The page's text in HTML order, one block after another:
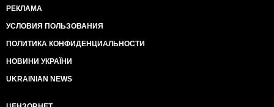
РЕКЛАМА
УСЛОВИЯ ПОЛЬЗОВАНИЯ
ПОЛИТИКА КОНФИДЕНЦИАЛЬНОСТИ
НОВИНИ УКРАЇНИ
UKRAINIAN NEWS